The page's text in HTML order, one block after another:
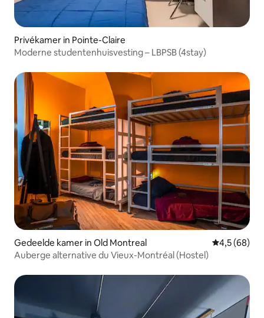
Privékamer in Pointe-Claire
Moderne studentenhuisvesting – LBPSB (4stay)
Gedeelde kamer in Old Montreal Gemiddelde
4,5 (68)
Auberge alternative du Vieux-Montréal (Hostel)